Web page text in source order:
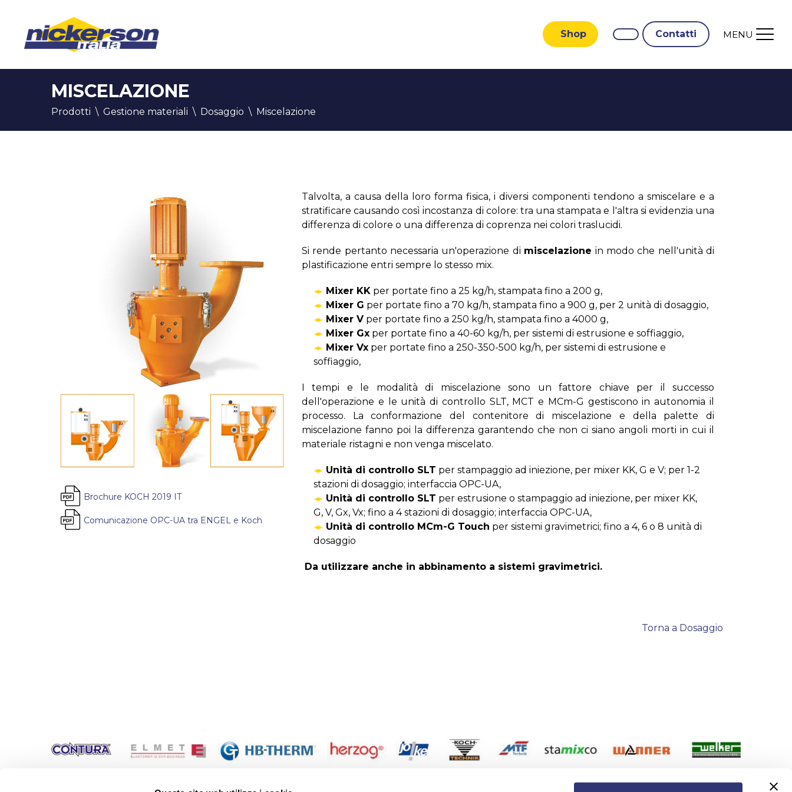
Shop Contatti MENU
MISCELAZIONE
Prodotti \ Gestione materiali \ Dosaggio \ Miscelazione
Brochure KOCH 2019 IT
Comunicazione OPC-UA tra ENGEL e Koch
Talvolta, a causa della loro forma fisica, i diversi componenti tendono a smiscelare e a
stratificare causando così incostanza di colore: tra una stampata e l'altra si evidenzia una
differenza di colore o una differenza di coprenza nei colori traslucidi.
Si rende pertanto necessaria un'operazione di miscelazione in modo che nell'unità di
plastificazione entri sempre lo stesso mix.
Mixer KK per portate fino a 25 kg/h, stampata fino a 200 g,
Mixer G per portate fino a 70 kg/h, stampata fino a 900 g, per 2 unità di dosaggio,
Mixer Vper portate fino a 250 kg/h, stampata fino a 4000 g,
Mixer Gxper portate fino a 40-60 kg/h, per sistemi di estrusione e soffiaggio,
Mixer Vxper portate fino a 250-350-500 kg/h, per sistemi di estrusione e
soffiaggio,
I tempi e le modalità di miscelazione sono un fattore chiave per il successo
dell'operazione e le unità di controllo SLT, MCT e MCm-G gestiscono in autonomia il
processo. La conformazione del contenitore di miscelazione e della palette di
miscelazione fanno poi la differenza garantendo che non ci siano angoli morti in cui il
materiale ristagni e non venga miscelato.
Unità di controllo SLT per stampaggio ad iniezione, per mixer KK, G e V; per 1-2
stazioni di dosaggio; interfaccia OPC-UA,
Unità di controlloSLT per estrusione o stampaggio ad iniezione, per mixer KK,
G, V, Gx, Vx; fino a 4 stazioni di dosaggio; interfaccia OPC-UA,
Unità di controlloMCm-G Touch per sistemi gravimetrici; fino a 4, 6 o 8 unità di
dosaggio
Da utilizzare anche in abbinamento a sistemi gravimetrici.
Torna a Dosaggio